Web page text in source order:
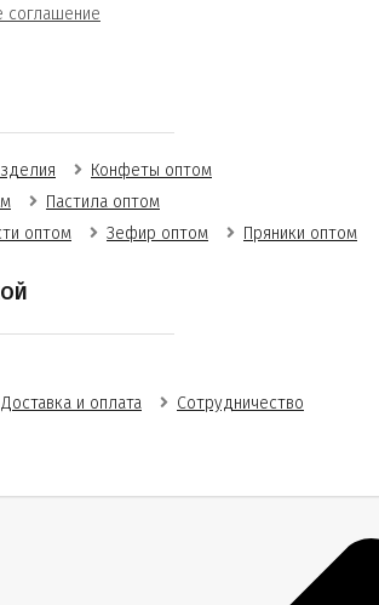
соглашение
Конфеты оптом
Пастила оптом
оптом
Зефир оптом Пряники оптом
Доставка и оплата
Сотрудничество